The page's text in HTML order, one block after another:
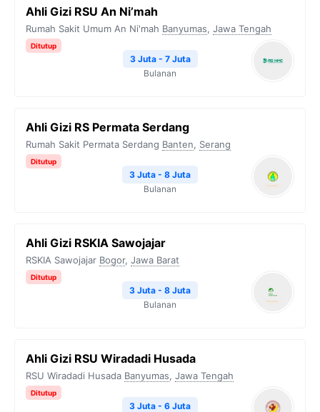
Ahli Gizi RSU An Ni’mah
Rumah Sakit Umum An Ni'mah Banyumas, Jawa Tengah
Ditutup
3 Juta - 7 Juta
Bulanan
Ahli Gizi RS Permata Serdang
Rumah Sakit Permata Serdang Banten, Serang
Ditutup
3 Juta - 8 Juta
Bulanan
Ahli Gizi RSKIA Sawojajar
RSKIA Sawojajar Bogor, Jawa Barat
Ditutup
3 Juta - 8 Juta
Bulanan
Ahli Gizi RSU Wiradadi Husada
RSU Wiradadi Husada Banyumas, Jawa Tengah
Ditutup
3 Juta - 6 Juta